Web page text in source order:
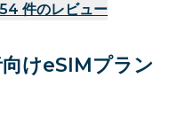
件のレビュー
けeSIMプラン